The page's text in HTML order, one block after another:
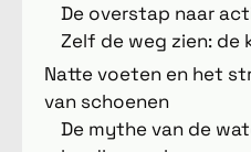
De overstap naar
Zelf de weg zien: de
Natte voeten en het
van schoenen
De mythe van de